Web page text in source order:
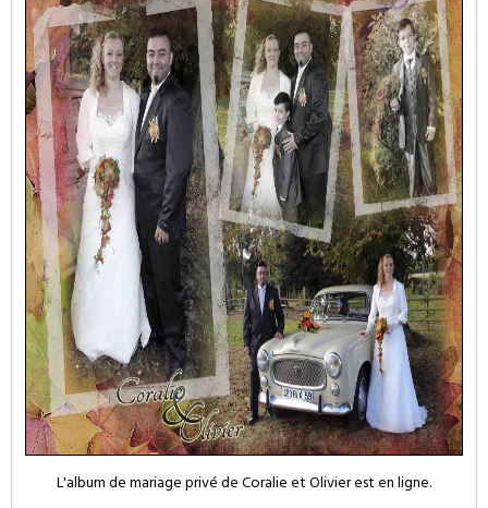
L'album de mariage privé de Coralie et Olivier est en ligne.